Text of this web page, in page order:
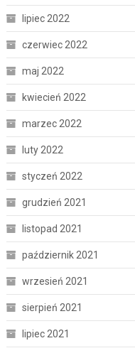
lipiec 2022
czerwiec 2022
maj 2022
kwiecień 2022
marzec 2022
luty 2022
styczeń 2022
grudzień 2021
listopad 2021
październik 2021
wrzesień 2021
sierpień 2021
lipiec 2021